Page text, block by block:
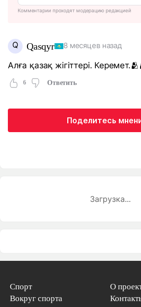
Комментарии проходят модерацию редакцией
Q Qasqyr 8 месяцев назад
Алға қазақ жігіттері.
6 Ответить
Поделитесь
Загрузка...
Спорт
Вокруг спорта
О